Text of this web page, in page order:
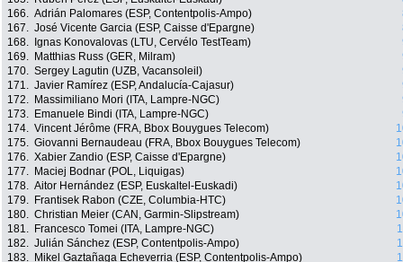
166. Adrián Palomares (ESP, Contentpolis-Ampo)
167. José Vicente Garcia (ESP, Caisse d'Epargne)
168.
Ignas Konovalovas (LTU, Cervélo TestTeam)
169.
Matthias Russ (GER, Milram)
170. Sergey Lagutin (UZB, Vacansoleil)
171. Javier Ramírez (ESP, Andalucía-Cajasur)
172.
Massimiliano Mori (ITA, Lampre-NGC)
173.
Emanuele Bindi (ITA, Lampre-NGC)
174. Vincent Jérôme (FRA, Bbox Bouygues Telecom)
175. Giovanni Bernaudeau (FRA, Bbox Bouygues Telecom)
176. Xabier Zandio (ESP, Caisse d'Epargne)
177.
Maciej Bodnar (POL, Liquigas)
178. Aitor Hernández (ESP, Euskaltel-Euskadi)
179.
Frantisek Rabon (CZE, Columbia-HTC)
180. Christian Meier (CAN, Garmin-Slipstream)
181.
Francesco Tomei (ITA, Lampre-NGC)
182. Julián Sánchez (ESP, Contentpolis-Ampo)
183.
Mikel Gaztañaga Echeverria (ESP, Contentpolis-Ampo)